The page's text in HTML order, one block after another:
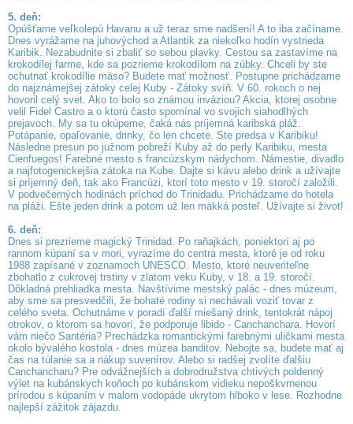
5. deň:
Opúšťame veľkolepú Havanu a už teraz sme nadšení! A to iba začíname.
Dnes vyrážame na juhovýchod a Atlantik za niekoľko hodín vystrieda
Karibik. Nezabudnite si zbaliť so sebou plavky. Cestou sa zastavíme na
krokodílej farme, kde sa pozrieme krokodílom na zúbky. Chceli by ste
ochutnať krokodílie mäso? Budete mať možnosť. Postupne prichádzame
do najznámejšej zátoky celej Kuby - Zátoky svíň. V 60. rokoch o nej
hovoril celý svet. Ako to bolo so známou inváziou? Akcia, ktorej osobne
velil Fidel Castro a o ktorú často spomínal vo svojich siahodlhých
prejavoch. My sa tu okúpeme, čaká nás príjemná karibská pláž.
Potápanie, opaľovanie, drinky, čo len chcete. Ste predsa v Karibiku!
Následne presun po južnom pobreží Kuby až do perly Karibiku, mesta
Cienfuegos! Farebné mesto s francúzskym nádychom. Námestie, divadlo
a najfotogenickejšia zátoka na Kube. Dajte si kávu alebo drink a užívajte
si príjemný deň, tak ako Francúzi, ktorí toto mesto v 19. storočí založili.
V podvečerných hodinách príchod do Trinidadu. Prichádzame do hotela
na pláži. Ešte jeden drink a potom už len mäkká posteľ. Užívajte si život!
6. deň:
Dnes si prezrieme magický Trinidad. Po raňajkách, poniektorí aj po
rannom kúpaní sa v mori, vyrazíme do centra mesta, ktoré je od roku
1988 zapísané v zoznamoch UNESCO. Mesto, ktoré neuveriteľne
zbohatlo z cukrovej trstiny v zlatom veku Kuby, v 18. a 19. storočí.
Dôkladná prehliadka mesta. Navštívime mestský palác - dnes múzeum,
aby sme sa presvedčili, že bohaté rodiny si nechávali voziť tovar z
celého sveta. Ochutnáme v poradí ďalší miešaný drink, tentokrát nápoj
otrokov, o ktorom sa hovorí, že podporuje libido - Canchanchara. Hovorí
vám niečo Santéria? Prechádzka romantickými farebnými uličkami mesta
okolo bývalého kostola - dnes múzea banditov. Nebojte sa, budete mať aj
čas na túlanie sa a nákup suvenírov. Alebo si radšej zvolíte ďalšiu
Canchancharu? Pre odvážnejších a dobrodružstva chtivých poldenný
výlet na kubánskych koňoch po kubánskom vidieku nepoškvrnenou
prírodou s kúpaním v malom vodopáde ukrytom hlboko v lese. Rozhodne
najlepší zážitok zájazdu.